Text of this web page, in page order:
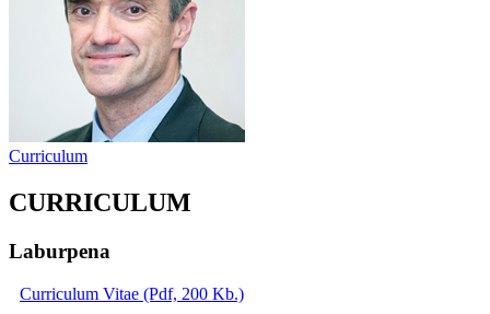
Curriculum
CURRICULUM
Laburpena
Curriculum Vitae (Pdf, 200 Kb.)